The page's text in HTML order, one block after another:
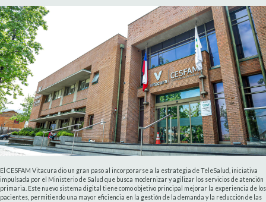
El CESFAM Vitacura dio un gran paso al incorporarse a la estrategia de TeleSalud, iniciativa
impulsada por el Ministerio de Salud que busca modernizar y agilizar los servicios de atención
primaria. Este nuevo sistema digital tiene como objetivo principal mejorar la experiencia de los
pacientes, permitiendo una mayor eficiencia en la gestión de la demanda y la reducción de las